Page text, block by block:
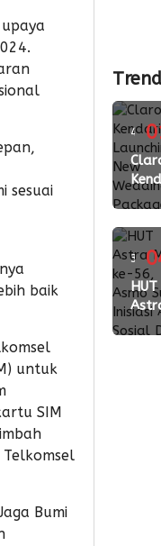
sesuai
baik
untuk
SIM
Bumi
4
lalu
2026,
3
lalu
HUT